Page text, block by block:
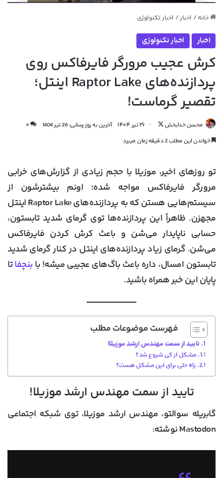
خانه / اخبار / اخبار تکنولوژی
اخبار اخبار تکنولوژی
کرش عجیب مرورگر فایرفاکس روی
پردازنده‌های Raptor Lake اینتل؛
تقصیر گرماست!
محسن خدابخش
دنبال
کردن
۲۶ تیر ۱۴۰۴ آخرین به روز رسانی: 26 تیر 1404
۰
خواندن این مطلب 2 دقیقه زمان میبرد
تو روزهای اخیر، موزیلا با حجم زیادی از گزارش‌های خرابی
مرورگر فایرفاکس مواجه شده؛ اونم بیشترشون از
سیستم‌هایی هستن که به پردازنده‌های Raptor Lake اینتل
مجهزن. ظاهراً این پردازنده‌ها توی گرمای شدید تابستون،
حسابی ناپایدار می‌شن و باعث کرش کردن فایرفاکس
می‌شن. گرمای زیاد پردازنده‌های اینتل در کنار گرمای شدید
تابستون امسال، داره باعث باگ‌های عجیبی میشه! با بنچفاتا
پایان این خبر همراه باشید.
فهرست موضوعات مطلب
تایید از سمت مهندس ارشد موزیلا!
مشکل از کی شروع شد؟
راه حلی برای این مشکل هست؟
تایید از سمت مهندس ارشد موزیلا!
گابریله سوالتو، مهندس ارشد موزیلا، توی شبکه اجتماعی
Mastodon نوشته: